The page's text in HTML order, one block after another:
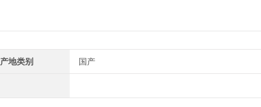
产地类别 国产